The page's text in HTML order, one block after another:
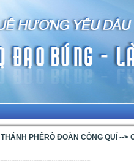
THÁNH PHÊRÔ ĐOÀN CÔNG QUÍ -->